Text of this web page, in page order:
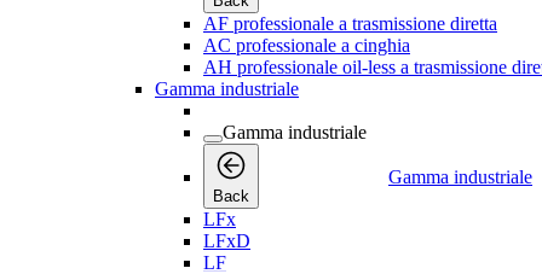
AF professionale a trasmissione diretta
AC professionale a cinghia
AH professionale oil-less a trasmissione
Gamma industriale
Gamma industriale
Back
Gamma industriale
LFx
LFxD
LF